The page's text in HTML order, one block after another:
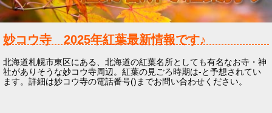
妙コウ寺 2025年紅葉最新情報です♪
北海道札幌市東区にある、北海道の紅葉名所としても有名なお寺・神
社がありそうな妙コウ寺周辺。紅葉の見ごろ時期は-と予想されてい
ます。詳細は妙コウ寺の電話番号()までお問い合わせください。